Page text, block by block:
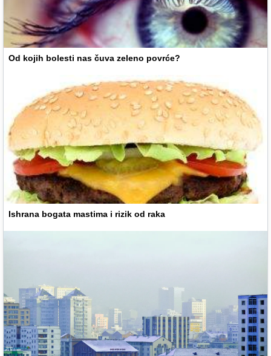
Od kojih bolesti nas čuva zeleno povrće?
Ishrana bogata mastima i rizik od raka